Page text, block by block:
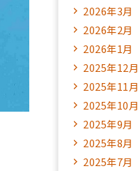
2026年3月
2026年2月
2026年1月
2025年12月
2025年11月
2025年10月
2025年9月
2025年8月
2025年7月